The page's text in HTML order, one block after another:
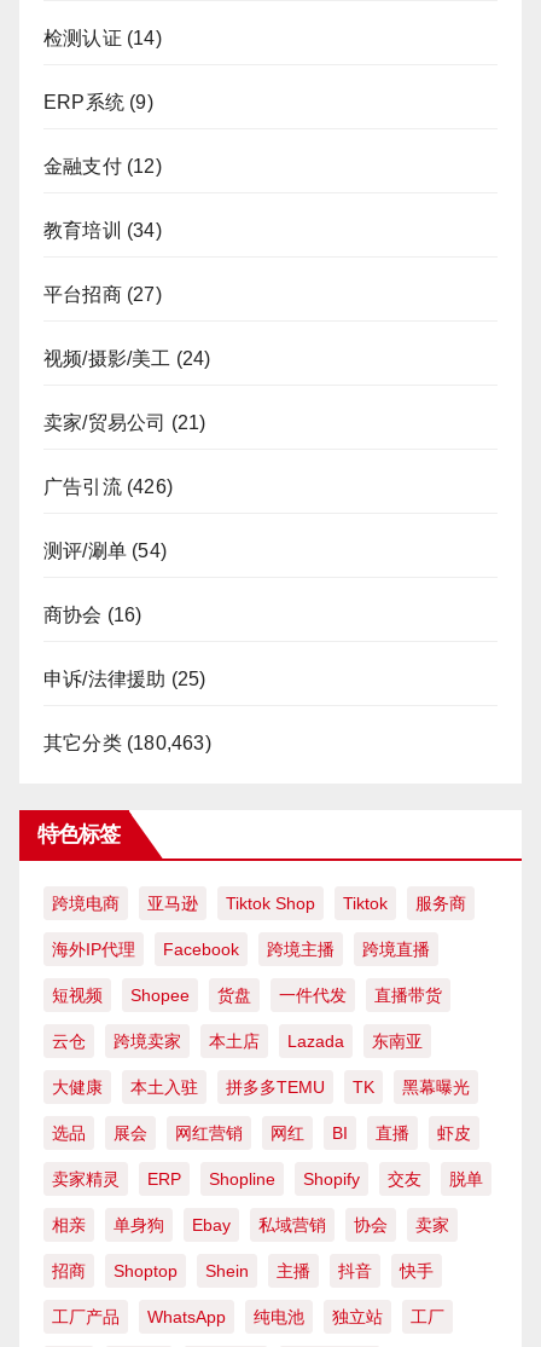
检测认证 (14)
ERP系统 (9)
金融支付(12)
教育培训 (34)
平台招商(27)
视频/摄影/美工 (24)
卖家/贸易公司 (21)
广告引流(426)
测评/涮单 (54)
商协会 (16)
申诉/法律援助 (25)
其它分类(180,463)
特色标签
跨境电商 亚马逊 Tiktok Shop Tiktok 服务商
海外IP代理 Facebook 跨境主播 跨境直播
短视频 Shopee 货盘 一件代发 直播带货
云仓 跨境卖家 本土店 Lazada 东南亚
大健康 本土入驻 拼多多TEMU TK 黑幕曝光
选品 展会 网红营销 网红 BI 直播 虾皮
卖家精灵 ERP Shopline Shopify 交友 脱单
相亲 单身狗 Ebay 私域营销 协会 卖家
招商 Shoptop Shein 主播 抖音 快手
工厂产品 WhatsApp 纯电池 独立站 工厂